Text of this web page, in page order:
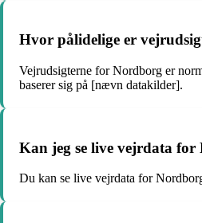
Hvor pålidelige er
Vejrudsigterne for Nordborg er
baserer sig på [nævn datakilder].
Kan jeg se live vejrdata for
Du kan se live vejrdata for